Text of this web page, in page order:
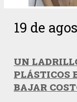
19 de
UN
PLÁSTICOS
BAJAR